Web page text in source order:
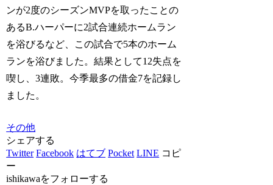
ンが2度のシーズンMVPを取ったことの
あるB.ハーパーに2試合連続ホームラン
を浴びるなど、この試合で5本のホーム
ランを浴びました。結果として12失点を
喫し、3連敗。今季最多の借金7を記録し
ました。
その他
シェアする
Twitter Facebook はてブ Pocket LINE コピ
ー
ishikawaをフォローする